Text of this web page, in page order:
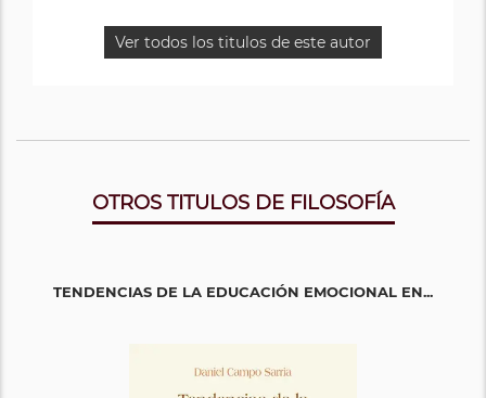
Ver todos los titulos de este autor
OTROS TITULOS DE FILOSOFÍA
TENDENCIAS DE LA EDUCACIÓN EMOCIONAL EN...